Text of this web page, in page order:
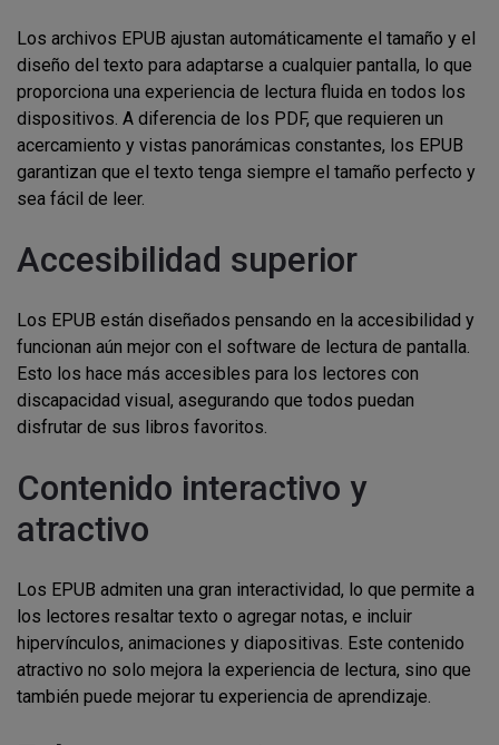
Los archivos EPUB ajustan automáticamente el tamaño y el
diseño del texto para adaptarse a cualquier pantalla, lo que
proporciona una experiencia de lectura fluida en todos los
dispositivos. A diferencia de los PDF, que requieren un
acercamiento y vistas panorámicas constantes, los EPUB
garantizan que el texto tenga siempre el tamaño perfecto y
sea fácil de leer.
Accesibilidad superior
Los EPUB están diseñados pensando en la accesibilidad y
funcionan aún mejor con el software de lectura de pantalla.
Esto los hace más accesibles para los lectores con
discapacidad visual, asegurando que todos puedan
disfrutar de sus libros favoritos.
Contenido interactivo y
atractivo
Los EPUB admiten una gran interactividad, lo que permite a
los lectores resaltar texto o agregar notas, e incluir
hipervínculos, animaciones y diapositivas. Este contenido
atractivo no solo mejora la experiencia de lectura, sino que
también puede mejorar tu experiencia de aprendizaje.